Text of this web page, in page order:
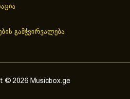
გამჭვირვალება
© 2026 Musicbox.ge